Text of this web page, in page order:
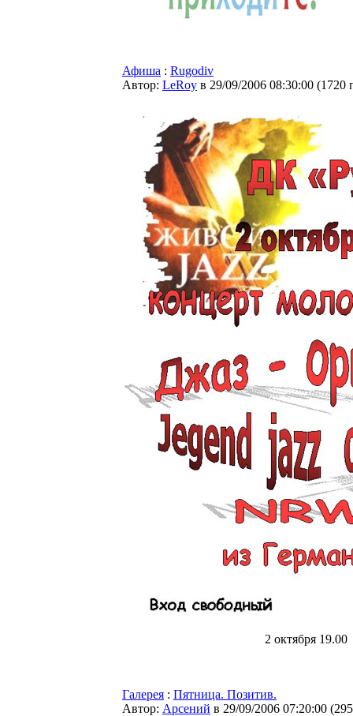
Афиша : Rugodiv
Автор: LeRoy в 29/09/2006 08:30:00 (1720
2 октября 19.00
Галерея : Пятница. Позитив.
Автор: Арсений в 29/09/2006 07:20:00 (